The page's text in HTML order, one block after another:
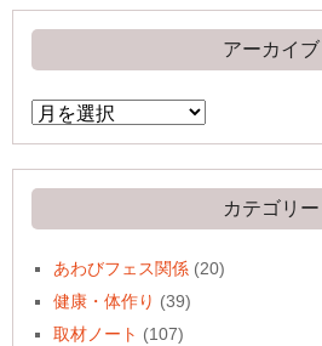
アーカイブ
ア
ー
イ
ブ
カテゴリー
あわびフェス関係 (20)
健康・体作り (39)
取材ノート (107)